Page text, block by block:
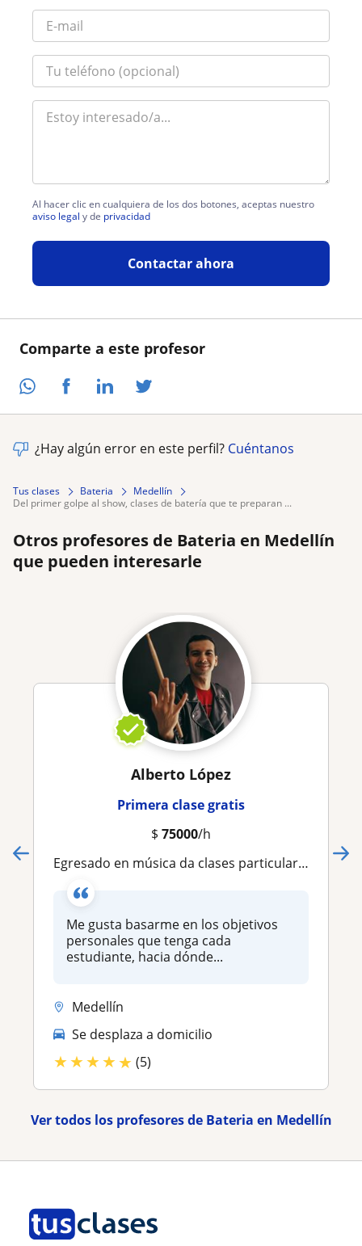
Comparte a este profesor
Al hacer clic en cualquiera de los dos botones, aceptas nuestro
aviso legal y de privacidad
Contactar ahora
¿Hay algún error en este perfil? Cuéntanos
Tus clases Bateria
Medellín
del primer golpe al show, clases de batería que te preparan ...
Otros profesores de Bateria en Medellín
que pueden interesarle
Alberto López
Primera clase gratis
$ 75000/h
Egresado en música da clases particulares de batería y timbal para niños, jóvenes, y adultos
Me gusta basarme en los objetivos
personales que tenga cada
estudiante, hacia dónde...
Medellín
Se desplaza a domicilio
★★★★★ (5)
Ver todos los profesores de Bateria en Medellín